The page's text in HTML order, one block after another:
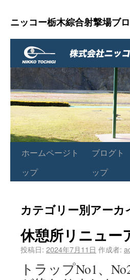
ニッコー栃木綜合射撃場ブ
ホームページト
ップ
ブログト
ップ
カテゴリー別アーカ
休憩所リニュー
投稿日: 2024年7月11日 作成者:
トラップNo1、